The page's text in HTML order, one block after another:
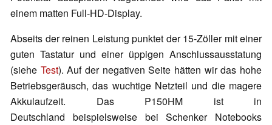
einem matten Full-HD-Display.
Abseits der reinen Leistung punktet der 15-Zöller mit einer
guten Tastatur und einer üppigen Anschlussausstatung
(siehe Test). Auf der negativen Seite hätten wir das hohe
Betriebsgeräusch, das wuchtige Netzteil und die magere
Akkulaufzeit. Das P150HM ist in
Deutschland beispielsweise bei Schenker Notebooks